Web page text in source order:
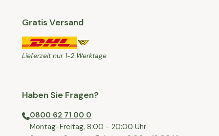
Gratis Versand
Lieferzeit nur 1-2 Werktage
Haben Sie Fragen?
0800 62 71 00 0
⁠⁠Montag-Freitag, 8:00 - 20:00 Uhr